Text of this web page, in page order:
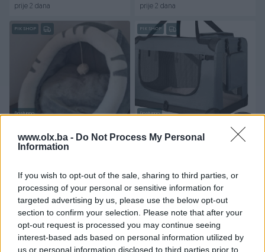
www.olx.ba - Do Not Process My Personal
Information
If you wish to opt-out of the sale, sharing to third parties, or
processing of your personal or sensitive information for
targeted advertising by us, please use the below opt-out
section to confirm your selection. Please note that after your
opt-out request is processed you may continue seeing
interest-based ads based on personal information utilized by
us or personal information disclosed to third parties prior to
prije 2 dana prije 2 dana
PIK SHOP
Dostupno
UDOBNA KUĆICA ZA MAČKE
Novo
prije 2 dana
PIK SHOP
Dostupno
- Sklopivi transportni box
kućica za pse, mačke
prije 2 dana
PIK SHOP PIK SHOP